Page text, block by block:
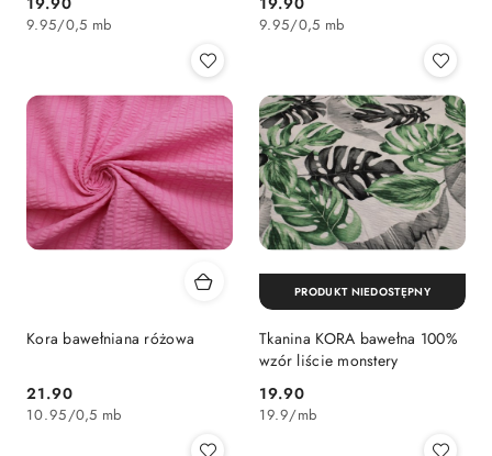
Cena:
9.95/0,5 mb Cena:
9.95/0,5 mb
Kora bawełniana różowa
Cena:
21.90
10.95/0,5 mb
Tkanina KORA bawełna 100%
wzór liście monstery
Cena:
19.90
19.9/mb
PRODUKT NIEDOSTĘPNY